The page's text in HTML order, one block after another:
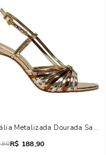
Metalizada Dourada Salto
R$ 188,90